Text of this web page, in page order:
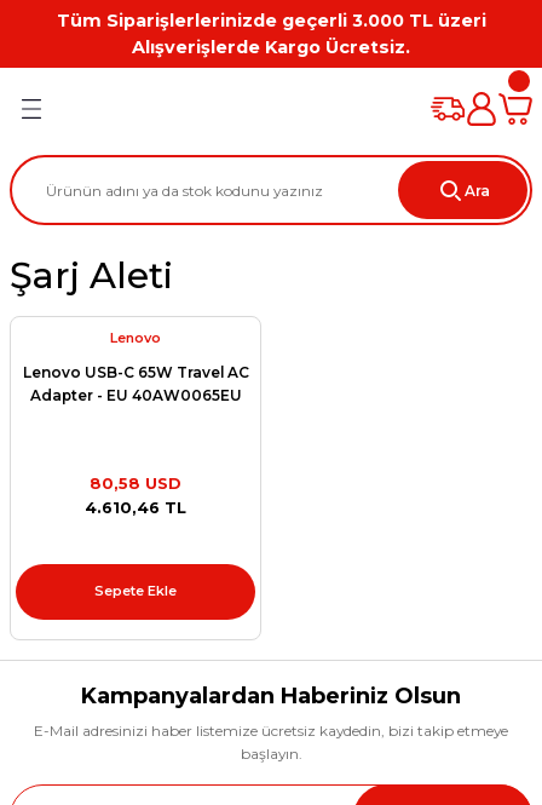
Tüm Siparişlerlerinizde geçerli 3.000 TL üzeri
Alışverişlerde Kargo Ücretsiz.
Geri Dön
Geri Dön
Geri Dön
Geri Dön
Geri Dön
Geri Dön
Kılıf
Workstation Aksesuarları
Grafik Kartı
Ara
Şarj Aleti
Lenovo
Lenovo USB-C 65W Travel AC
Adapter - EU 40AW0065EU
80,58 USD
4.610,46 TL
Sepete Ekle
Kampanyalardan Haberiniz Olsun
E-Mail adresinizi haber listemize ücretsiz kaydedin, bizi takip etmeye
başlayın.